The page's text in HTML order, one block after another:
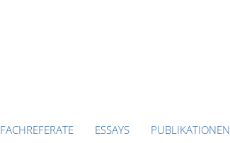
FACHREFERATE ESSAYS PUBLIKATIONEN